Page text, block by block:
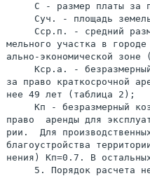
С - размер платы за
Суч. - площадь
Сср.п. - средний
мельного участка в
ально-экономической зоне
Кср.а. -
за право краткосрочной
нее 49 лет (таблица 2);
Кп - безразмерный
право  аренды для
рии.  Для
благоустройства
нения) Кп=0.7. В
5. Порядок расчета